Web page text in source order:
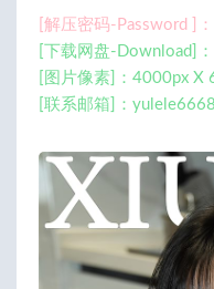
[解压密码-Password ]
[下载网盘-Download]
[图片像素]：4000px X
[联系邮箱]：